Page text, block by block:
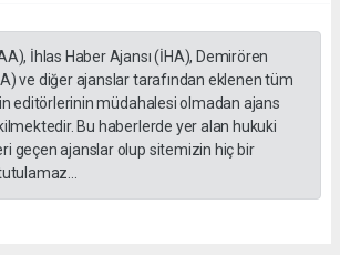
İhlas Haber Ajansı (İHA), Demirören
ve diğer ajanslar tarafından eklenen tüm
editörlerinin müdahalesi olmadan ajans
Bu haberlerde yer alan hukuki
geçen ajanslar olup sitemizin hiç bir